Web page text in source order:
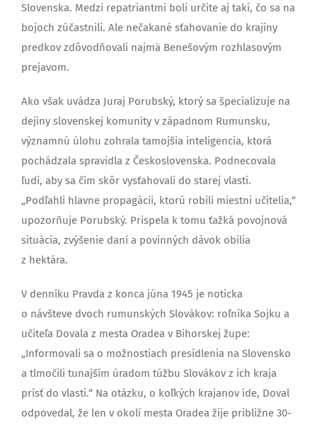
Slovenska. Medzi repatriantmi boli určite aj takí, čo sa na
bojoch zúčastnili. Ale nečakané sťahovanie do krajiny
predkov zdôvodňovali najmä Benešovým rozhlasovým
prejavom.
Ako však uvádza Juraj Porubský, ktorý sa špecializuje na
dejiny slovenskej komunity v západnom Rumunsku,
významnú úlohu zohrala tamojšia inteligencia, ktorá
pochádzala spravidla z Československa. Podnecovala
ľudí, aby sa čím skôr vysťahovali do starej vlasti.
„Podľahli hlavne propagácii, ktorú robili miestni učitelia,“
upozorňuje Porubský. Prispela k tomu ťažká povojnová
situácia, zvýšenie daní a povinných dávok obilia
z hektára.
V denníku Pravda z konca júna 1945 je noticka
o návšteve dvoch rumunských Slovákov: roľníka Sojku a
učiteľa Dovala z mesta Oradea v Bihorskej župe:
„Informovali sa o možnostiach presídlenia na Slovensko
a tlmočili tunajším úradom túžbu Slovákov z ich kraja
prísť do vlasti.“ Na otázku, o koľkých krajanov ide, Doval
odpovedal, že len v okolí mesta Oradea žije približne 30-